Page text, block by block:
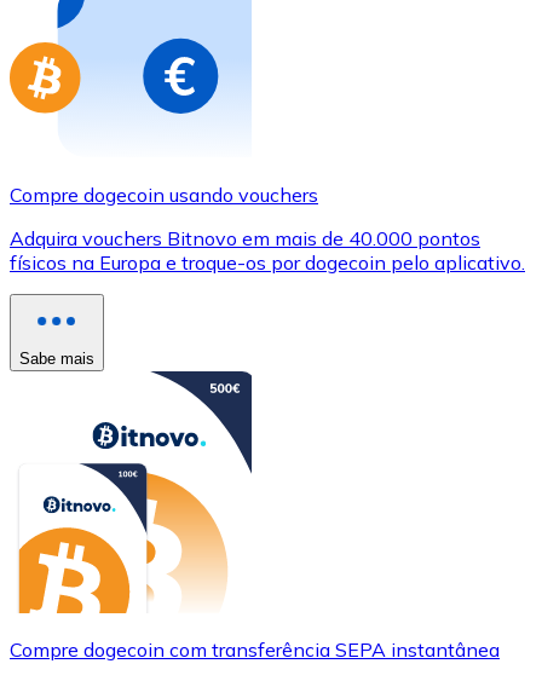
Compre dogecoin usando vouchers
Adquira vouchers Bitnovo em mais de 40.000 pontos
físicos na Europa e troque-os por dogecoin pelo aplicativo.
Sabe mais
Compre dogecoin com transferência SEPA instantânea